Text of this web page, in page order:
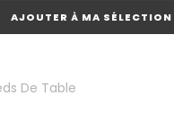
AJOUTER À MA SÉLECTION
De Table